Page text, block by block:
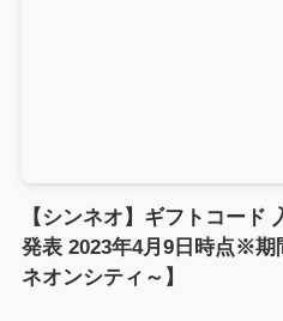
【シンネオ】ギフトコード
発表 2023年4月9日時点※
ネオンシティ～】